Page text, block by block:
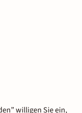
willigen Sie ein,